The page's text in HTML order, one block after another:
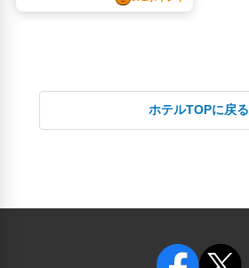
ホテルTOPに戻る